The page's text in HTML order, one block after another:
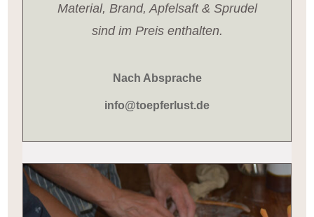
Material, Brand, Apfelsaft & Sprudel
sind im Preis enthalten.
Nach Absprache
info@toepferlust.de